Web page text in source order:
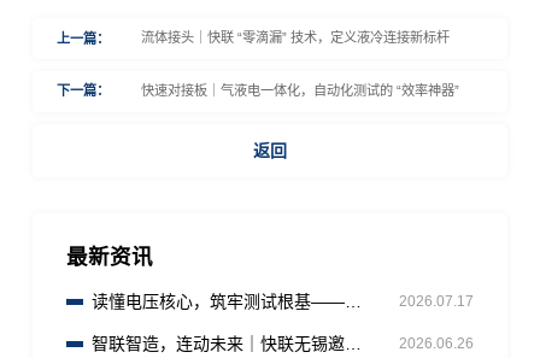
上一篇： 流体接头｜快联 “零滴漏” 技术，定义液冷连接新标杆
下一篇： 快速对接板｜气液电一体化，自动化测试的 “效率神器”
返回
最新资讯
读懂电压核心，筑牢测试根基——快
2026.07.17
智联智造，连动未来｜快联无锡邀您
2026.06.26